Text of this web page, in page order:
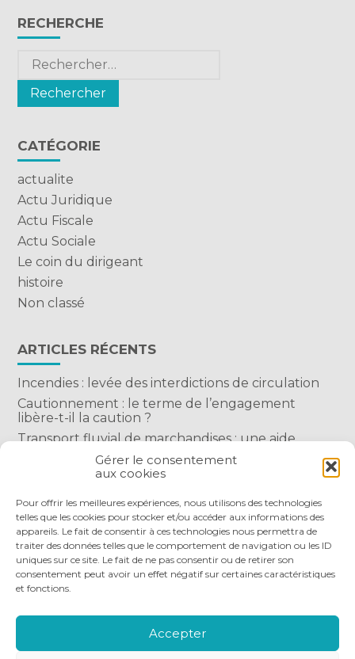
Gérer le consentement
aux cookies
Pour offrir les meilleures expériences, nous utilisons des technologies
telles que les cookies pour stocker et/ou accéder aux informations des
appareils. Le fait de consentir à ces technologies nous permettra de
traiter des données telles que le comportement de navigation ou les ID
uniques sur ce site. Le fait de ne pas consentir ou de retirer son
consentement peut avoir un effet négatif sur certaines caractéristiques
et fonctions.
Accepter
Blog
sidebar
RECHERCHE
Rechercher :
CATÉGORIE
actualite
Actu Juridique
Actu Fiscale
Actu Sociale
Le coin du dirigeant
histoire
Non classé
ARTICLES RÉCENTS
Incendies : levée des interdictions de circulation
Cautionnement : le terme de l’engagement
libère-t-il la caution ?
Transport fluvial de marchandises : une aide
financière bienvenue
Succession : les donations du parent renonçant
Principale
NOS OUTILS DIGITAUX
NOUS REJOINDRE
NOUS CONTACTER